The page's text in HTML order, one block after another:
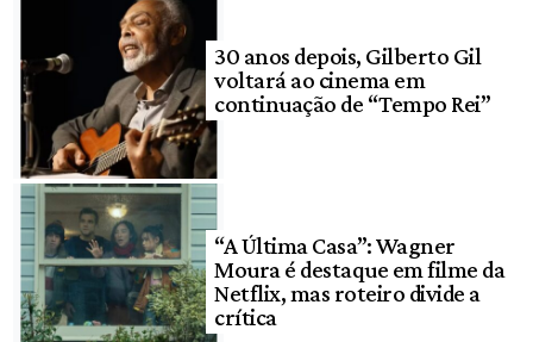
30 anos depois, Gilberto Gil
voltará ao cinema em
continuação de “Tempo Rei”
“A Última Casa”: Wagner
Moura é destaque em filme da
Netflix, mas roteiro divide a
crítica